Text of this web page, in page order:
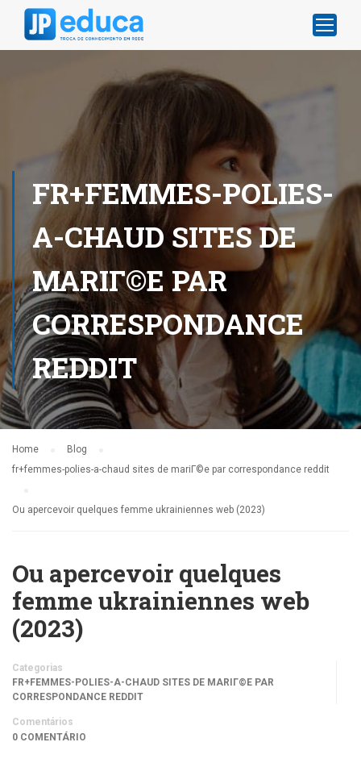
FR+FEMMES-POLIES-
A-CHAUD SITES DE
MARIГ©E PAR
CORRESPONDANCE
REDDIT
Home
Blog
fr+femmes-polies-a-chaud sites de mariГ©e par correspondance reddit
Ou apercevoir quelques femme ukrainiennes web (2023)
Ou apercevoir quelques
femme ukrainiennes web
(2023)
Categorias
FR+FEMMES-POLIES-A-CHAUD SITES DE MARIГ©E PAR
CORRESPONDANCE REDDIT
Comentários
0 COMENTÁRIO